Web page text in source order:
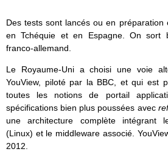
Des tests sont lancés ou en préparation
en Tchéquie et en Espagne. On sort
franco-allemand.
Le Royaume-Uni a choisi une voie
YouView, piloté par la BBC, et qui est
toutes les notions de portail
spécifications bien plus poussées avec
une architecture complète intégrant
(Linux) et le middleware associé.
2012.